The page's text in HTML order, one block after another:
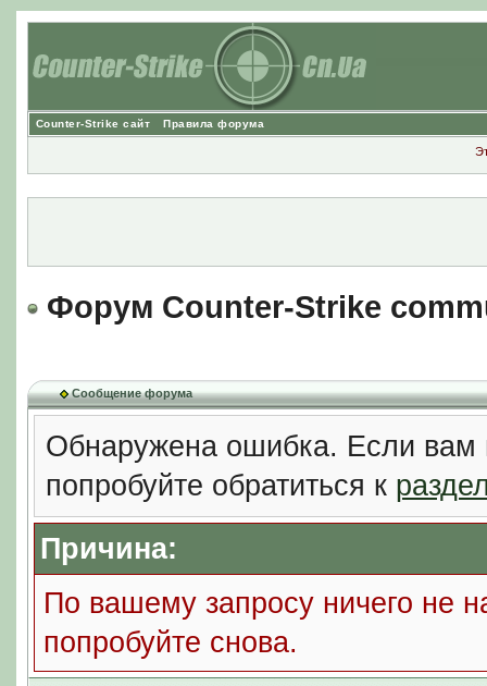
Counter-Strike сайт Правила форума
Форум Counter-Strike
Сообщение форума
Обнаружена ошибка. Если вам
попробуйте обратиться к
Причина:
По вашему запросу ничего не
попробуйте снова.